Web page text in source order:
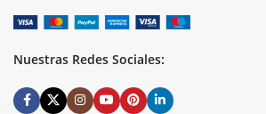
Nuestras Redes Sociales: